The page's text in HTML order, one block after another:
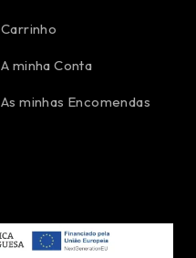
Carrinho
A minha Conta
As minhas Encomendas